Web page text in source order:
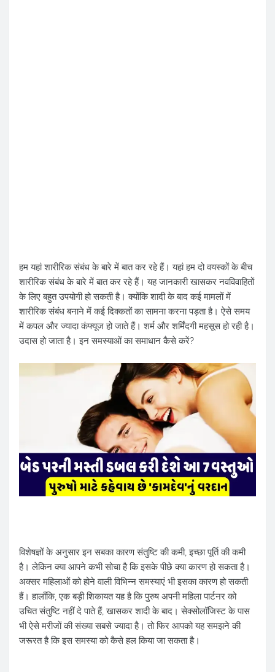
हम यहां शारीरिक संबंध के बारे में बात कर रहे हैं। यहां हम दो वयस्कों के बीच
शारीरिक संबंध के बारे में बात कर रहे हैं। यह जानकारी खासकर नवविवाहितों
के लिए बहुत उपयोगी हो सकती है। क्योंकि शादी के बाद कई मामलों में
शारीरिक संबंध बनाने में कई दिक्कतों का सामना करना पड़ता है। ऐसे समय
में कपल और ज्यादा कंफ्यूज हो जाते हैं। शर्म और शर्मिंदगी महसूस हो रही है।
उदास हो जाता है। इन समस्याओं का समाधान कैसे करें?
विशेषज्ञों के अनुसार इन सबका कारण संतुष्टि की कमी, इच्छा पूर्ति की कमी
है। लेकिन क्या आपने कभी सोचा है कि इसके पीछे क्या कारण हो सकता है।
अक्सर महिलाओं को होने वाली विभिन्न समस्याएं भी इसका कारण हो सकती
हैं। हालाँकि, एक बड़ी शिकायत यह है कि पुरुष अपनी महिला पार्टनर को
उचित संतुष्टि नहीं दे पाते हैं, खासकर शादी के बाद। सेक्सोलॉजिस्ट के पास
भी ऐसे मरीजों की संख्या सबसे ज्यादा है। तो फिर आपको यह समझने की
जरूरत है कि इस समस्या को कैसे हल किया जा सकता है।